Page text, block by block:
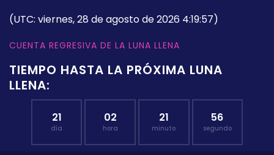
(UTC: viernes, 28 de agosto de 2026 4:19:57)
CUENTA REGRESIVA DE LA LUNA LLENA
TIEMPO HASTA LA PRÓXIMA LUNA
LLENA:
21
día
02
hora
21
minuto
55
segundo